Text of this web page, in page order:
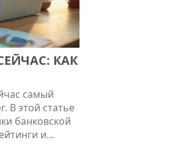
КАК
самый
В этой статье
банковской
и